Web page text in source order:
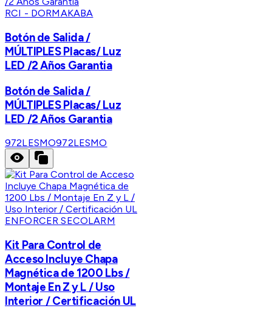
RCI - DORMAKABA
Botón de Salida /
MÚLTIPLES Placas/ Luz
LED /2 Años Garantia
Botón de Salida /
MÚLTIPLES Placas/ Luz
LED /2 Años Garantia
972LESMO972LESMO
ENFORCER SECOLARM
Kit Para Control de
Acceso Incluye Chapa
Magnética de 1200 Lbs /
Montaje En Z y L / Uso
Interior / Certificación UL